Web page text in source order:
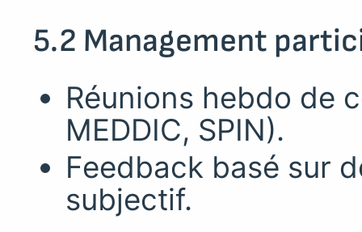
5.2 Management
Réunions hebdo de
MEDDIC, SPIN).
Feedback basé sur
subjectif.